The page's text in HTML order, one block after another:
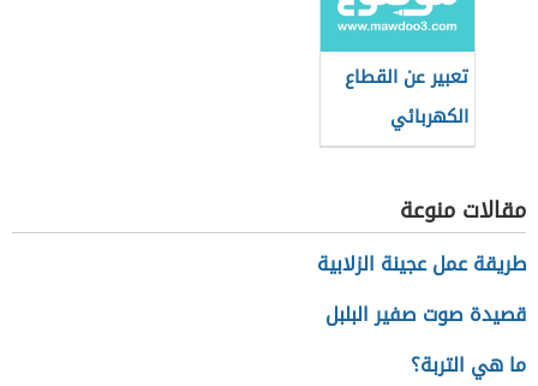
تعبير عن القطاع
الكهربائي
مقالات منوعة
طريقة عمل عجينة الزلابية
قصيدة صوت صفير البلبل
ما هي التربة؟